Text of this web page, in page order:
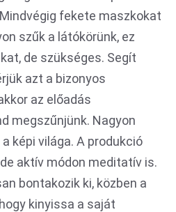
fekete maszkokat
szűk a látókörünk, ez
de szükséges. Segít
azt a bizonyos
az előadás
megszűnjünk. Nagyon
képi világa. A produkció
aktív módon meditatív is.
bontakozik ki, közben a
kinyissa a saját